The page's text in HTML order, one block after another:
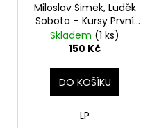
Miloslav Šimek, Luděk
Sobota – Kursy První
Pomoci LP
Skladem (1 ks)
150 Kč
DO KOŠÍKU
LP